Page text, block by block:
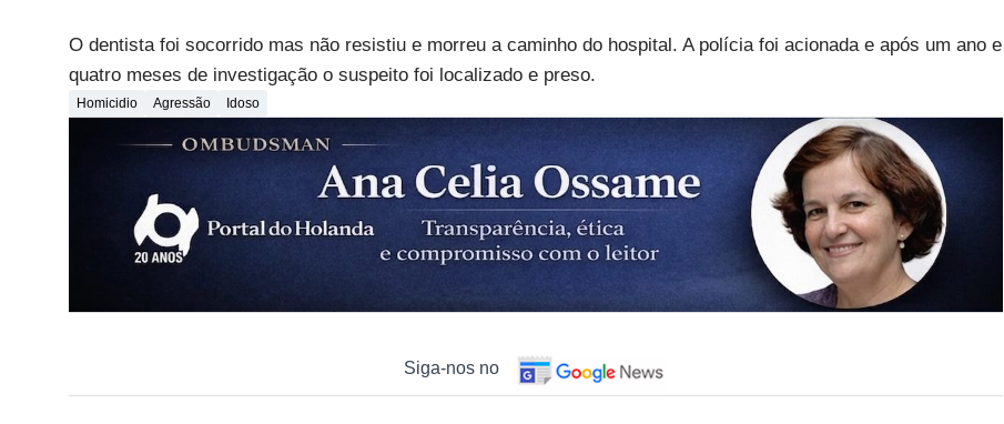
O dentista foi socorrido mas não resistiu e morreu a caminho do hospital. A polícia foi acionada e após um ano e
quatro meses de investigação o suspeito foi localizado e preso.
Homicidio Agressão Idoso
Siga-nos no